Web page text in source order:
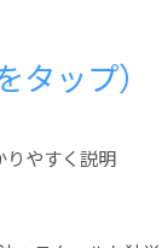
ップ）
りやすく説明